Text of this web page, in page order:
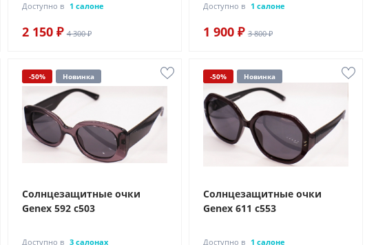
Доступно в 1 салоне
2 150 ₽ 4 300 ₽
Доступно в 1 салоне
1 900 ₽ 3 800 ₽
-50% Новинка
Солнцезащитные очки
Genex 592 с503
Доступно в 3 салонах
-50% Новинка
Солнцезащитные очки
Genex 611 с553
Доступно в 1 салоне